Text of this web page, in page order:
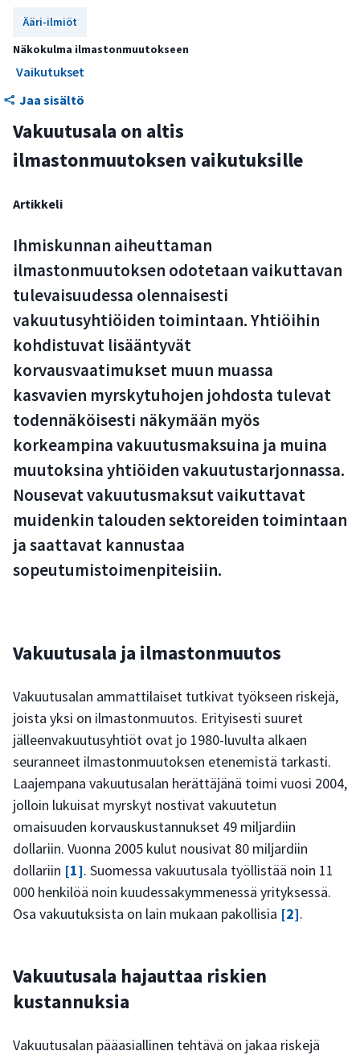
Ilmastonmuutos vaikeuttaa kustannusten ennakoimista
Äärimmäiset sääilmiöt aiheuttavat vakuutusalalle suuria
kustannuksia
Nousevat kustannukset vaativat korkeampia
vakuutusmaksuja
Vakuutusten alueellinen tarjonta voi muuttua
vakuutusyhtiöitä
Vakuutusyhtiöt pyrkivät palauttamaan riskin
vakuutuksenottajille
Ääri-ilmiöt
Näkokulma ilmastonmuutokseen
Vaikutukset
Jaa sisältö
Vakuutusala on altis
ilmastonmuutoksen vaikutuksille
Artikkeli
Ihmiskunnan aiheuttaman
ilmastonmuutoksen odotetaan vaikuttavan
tulevaisuudessa olennaisesti
vakuutusyhtiöiden toimintaan. Yhtiöihin
kohdistuvat lisääntyvät
korvausvaatimukset muun muassa
kasvavien myrskytuhojen johdosta tulevat
todennäköisesti näkymään myös
korkeampina vakuutusmaksuina ja muina
muutoksina yhtiöiden vakuutustarjonnassa.
Nousevat vakuutusmaksut vaikuttavat
muidenkin talouden sektoreiden toimintaan
ja saattavat kannustaa
sopeutumistoimenpiteisiin.
Vakuutusala ja ilmastonmuutos
Vakuutusalan ammattilaiset tutkivat työkseen riskejä,
joista yksi on ilmastonmuutos. Erityisesti suuret
jälleenvakuutusyhtiöt ovat jo 1980-luvulta alkaen
seuranneet ilmastonmuutoksen etenemistä tarkasti.
Laajempana vakuutusalan herättäjänä toimi vuosi 2004,
jolloin lukuisat myrskyt nostivat vakuutetun
omaisuuden korvauskustannukset 49 miljardiin
dollariin. Vuonna 2005 kulut nousivat 80 miljardiin
dollariin [1]. Suomessa vakuutusala työllistää noin 11
000 henkilöä noin kuudessakymmenessä yrityksessä.
Osa vakuutuksista on lain mukaan pakollisia [2].
Vakuutusala hajauttaa riskien
kustannuksia
Vakuutusalan pääasiallinen tehtävä on jakaa riskejä